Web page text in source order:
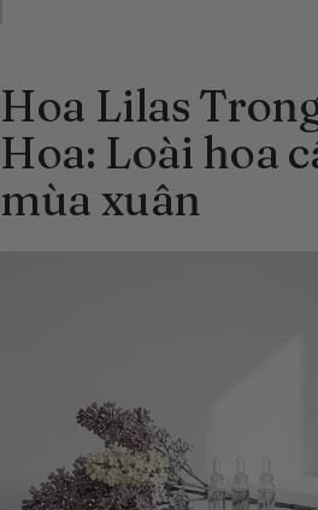
Hoa Lilas
Hoa: Loài hoa
mùa xuân